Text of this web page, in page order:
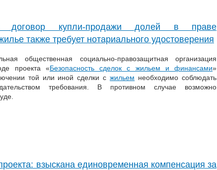
договор купли-продажи долей в праве
также требует нотариального удостоверения
общественная социально-правозащитная организация
проекта «Безопасность сделок с жильем и финансами»
той или иной сделки сжильем необходимо соблюдать
требования. В противном случае возможно
взыскана единовременная компенсация за